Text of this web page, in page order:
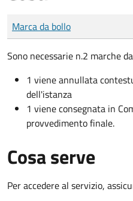
Tipo di pagamento
Importo
Marca da bollo
Sono necessarie n.2 marche
1 viene annullata
dell'istanza
1 viene consegnata in
provvedimento finale.
Cosa serve
Per accedere al servizio,